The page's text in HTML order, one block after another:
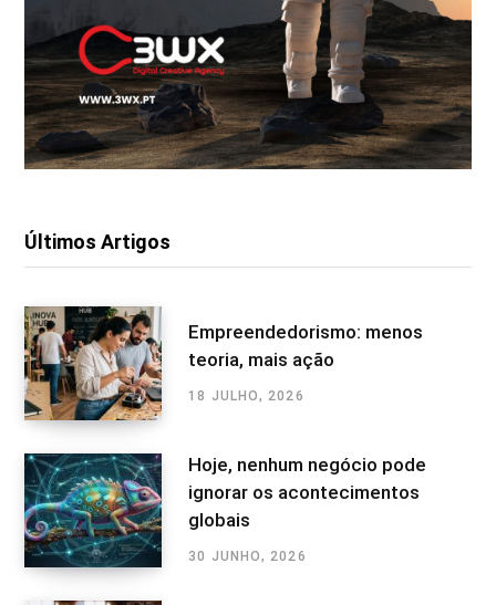
Últimos Artigos
Empreendedorismo: menos
teoria, mais ação
18 JULHO, 2026
Hoje, nenhum negócio pode
ignorar os acontecimentos
globais
30 JUNHO, 2026